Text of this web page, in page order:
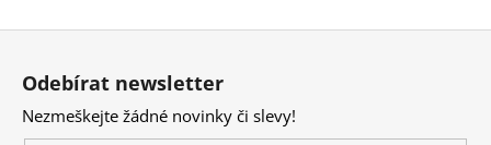
Odebírat newsletter
Nezmeškejte žádné novinky či slevy!